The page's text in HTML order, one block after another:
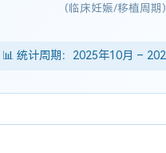
(临床妊娠/移植周期)
📊 统计周期：2025年10月 –